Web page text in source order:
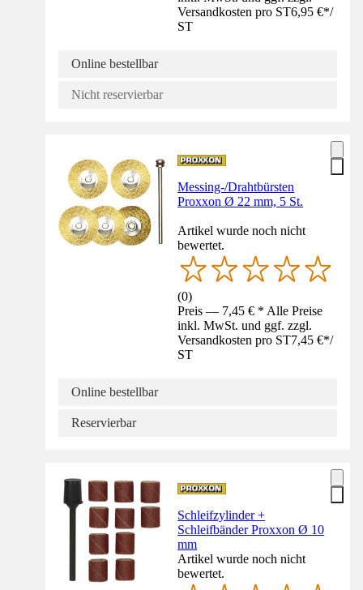
Versandkosten pro ST6,95 €*/
ST
Online bestellbar
Nicht reservierbar
Messing-/Drahtbürsten
Proxxon Ø 22 mm, 5 St.
Artikel wurde noch nicht
bewertet.
(0)
Preis — 7,45 € * Alle Preise
inkl. MwSt. und ggf. zzgl.
Versandkosten pro ST7,45 €*/
ST
Online bestellbar
Reservierbar
Schleifzylinder +
Schleifbänder Proxxon Ø 10
mm
Artikel wurde noch nicht
bewertet.